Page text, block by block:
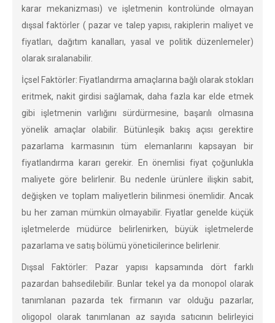
karar mekanizması) ve işletmenin kontrolünde olmayan
dışsal faktörler ( pazar ve talep yapısı, rakiplerin maliyet ve
fiyatları, dağıtım kanalları, yasal ve politik düzenlemeler)
olarak sıralanabilir.
İçsel Faktörler: Fiyatlandırma amaçlarına bağlı olarak stokları
eritmek, nakit girdisi sağlamak, daha fazla kar elde etmek
gibi işletmenin varlığını sürdürmesine, başarılı olmasına
yönelik amaçlar olabilir. Bütünleşik bakış açısı gerektire
pazarlama karmasının tüm elemanlarını kapsayan bir
fiyatlandırma kararı gerekir. En önemlisi fiyat çoğunlukla
maliyete göre belirlenir. Bu nedenle ürünlere ilişkin sabit,
değişken ve toplam maliyetlerin bilinmesi önemlidir. Ancak
bu her zaman mümkün olmayabilir. Fiyatlar genelde küçük
işletmelerde müdürce belirlenirken, büyük işletmelerde
pazarlama ve satış bölümü yöneticilerince belirlenir.
Dışsal Faktörler: Pazar yapısı kapsamında dört farklı
pazardan bahsedilebilir. Bunlar tekel ya da monopol olarak
tanımlanan pazarda tek firmanın var olduğu pazarlar,
oligopol olarak tanımlanan az sayıda satıcının belirleyici